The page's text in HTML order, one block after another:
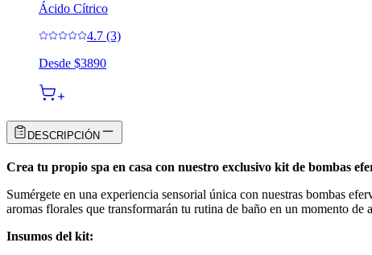
Ácido Cítrico
4.7 (3)
Desde $3890
DESCRIPCIÓN
Crea tu propio spa en casa con nuestro exclusivo kit de bombas
Sumérgete en una experiencia sensorial única con nuestras bombas
aromas florales que transformarán tu rutina de baño en un momento de
Insumos del kit: